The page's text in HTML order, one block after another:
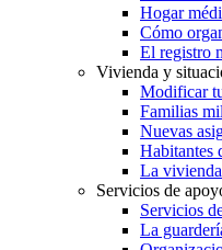
Hogar
Cómo
El registro
Vivienda y
Modificar
Familias
Nuevas
Habitantes
La vivienda
Servicios de
Servicios
La